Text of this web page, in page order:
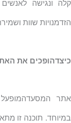
קלה ונגישה
הזדמנויות שוות
כיצדהופכים את
אתר
במיוחד. תוכנה זו